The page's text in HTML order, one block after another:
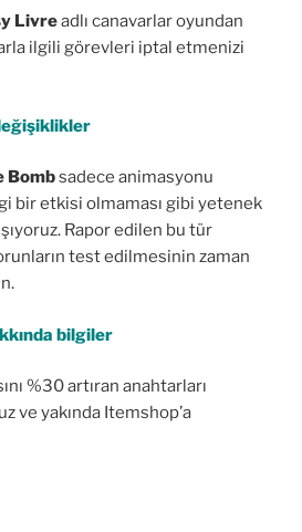
Livreadlı canavarlar oyundan
ilgili görevleri iptal etmenizi
Bombsadece animasyonu
bir etkisi olmaması gibi yetenek
Rapor edilen bu tür
test edilmesinin zaman
bilgiler
%30 artıran anahtarları
ve yakında Itemshop’a